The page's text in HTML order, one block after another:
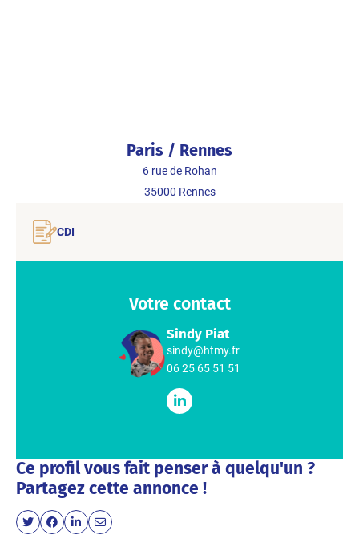
Paris / Rennes
6 rue de Rohan
35000 Rennes
CDI
Votre contact
Sindy Piat
sindy@htmy.fr
06 25 65 51 51
Ce profil vous fait penser à quelqu'un ?
Partagez cette annonce !